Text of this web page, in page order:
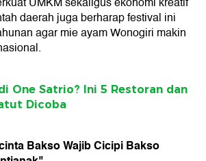
daerah juga berharap festival ini
agar mie ayam Wonogiri makin
One Satrio? Ini 5 Restoran dan
Dicoba
Bakso Wajib Cicipi Bakso